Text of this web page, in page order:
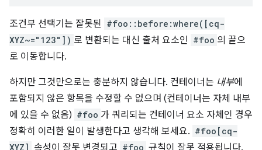
조건부 선택기는 잘못된 #foo::before:where([cq-
XYZ~="123"]) 로 변환되는 대신 출처 요소인 #foo 의 끝으
로 이동합니다.
하지만 그것만으로는 충분하지 않습니다. 컨테이너는 내부에
포함되지 않은 항목을 수정할 수 없으며 (컨테이너는 자체 내부
에 있을 수 없음) #foo 가 쿼리되는 컨테이너 요소 자체인 경우
정확히 이러한 일이 발생한다고 생각해 보세요. #foo[cq-
XYZ]
#foo